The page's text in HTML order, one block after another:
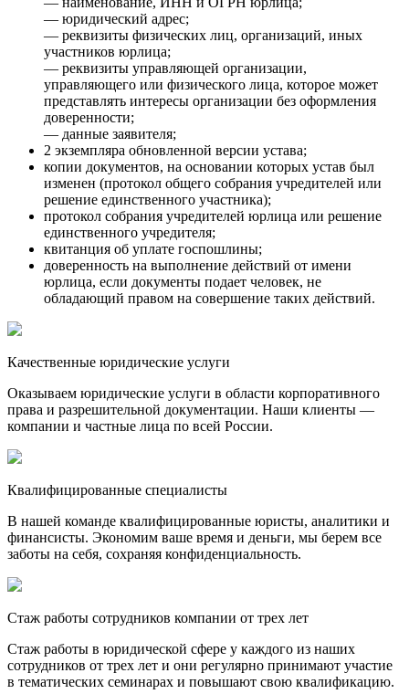
— юридический адрес;
— реквизиты физических лиц, организаций, иных
участников юрлица;
— реквизиты управляющей организации,
управляющего или физического лица, которое может
представлять интересы организации без оформления
доверенности;
— данные заявителя;
2 экземпляра обновленной версии устава;
копии документов, на основании которых устав был
изменен (протокол общего собрания учредителей или
решение единственного участника);
протокол собрания учредителей юрлица или решение
единственного учредителя;
квитанция об уплате госпошлины;
доверенность на выполнение действий от имени
юрлица, если документы подает человек, не
обладающий правом на совершение таких действий.
Качественные юридические услуги
Оказываем юридические услуги в области корпоративного
права и разрешительной документации. Наши клиенты —
компании и частные лица по всей России.
Квалифицированные специалисты
В нашей команде квалифицированные юристы, аналитики и
финансисты. Экономим ваше время и деньги, мы берем все
заботы на себя, сохраняя конфиденциальность.
Стаж работы сотрудников компании от трех лет
Стаж работы в юридической сфере у каждого из наших
сотрудников от трех лет и они регулярно принимают участие
в тематических семинарах и повышают свою квалификацию.